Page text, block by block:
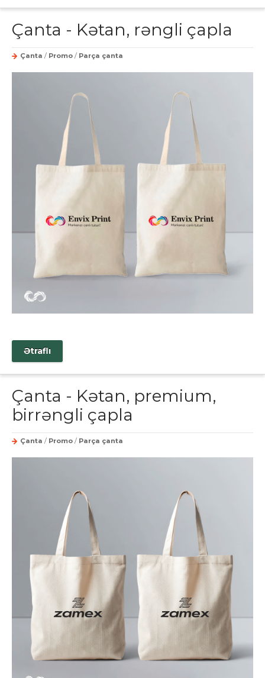
Çanta - Kətan, rəngli çapla
Çanta / Promo / Parça çanta
Ətraflı
Çanta - Kətan, premium,
birrəngli çapla
Çanta / Promo / Parça çanta